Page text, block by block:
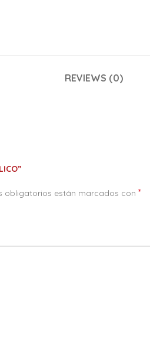
REVIEWS (0)
obligatorios están marcados con *